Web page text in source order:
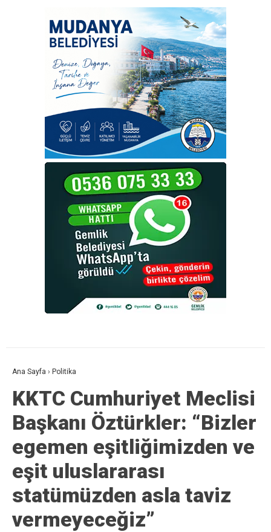
Ana Sayfa › Politika
KKTC Cumhuriyet Meclisi
Başkanı Öztürkler: “Bizler
egemen eşitliğimizden ve
eşit uluslararası
statümüzden asla taviz
vermeyeceğiz”